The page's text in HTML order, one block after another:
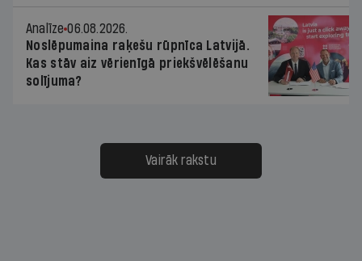
Analīze 06.08.2026.
Noslēpumaina raķešu rūpnīca Latvijā.
Kas stāv aiz vērienīgā priekšvēlēšanu
solījuma?
Vairāk rakstu